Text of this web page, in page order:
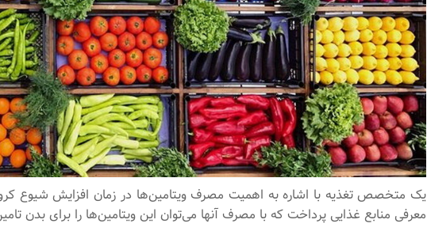
یک متخصص تغذیه با اشاره به اهمیت مصرف ویتامین‌ها در زمان افزایش شیوع کرونا
معرفی منابع غذایی پرداخت که با مصرف آنها می‌توان این ویتامین‌ها را برای بدن